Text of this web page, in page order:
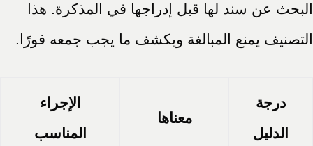
البحث عن سند لها قبل إدراجها في المذكرة. هذا
التصنيف يمنع المبالغة ويكشف ما يجب جمعه فورًا.
درجة
الدليل
معناها
الإجراء
المناسب